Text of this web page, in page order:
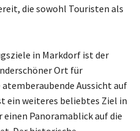
die sowohl Touristen als
in Markdorf ist der
Ort für
Aussicht auf
ein weiteres beliebtes Ziel in
einen Panoramablick auf die